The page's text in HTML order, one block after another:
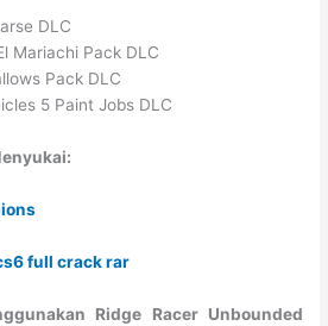
DLC
Mariachi Pack DLC
Pack DLC
5 Paint Jobs DLC
full crack rar
Ridge Racer Unbounded